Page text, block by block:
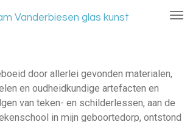
Vanderbiesen glas kunst
door allerlei gevonden materialen,
en oudheidkundige artefacten en
van teken- en schilderlessen, aan de
in mijn geboortedorp, ontstond